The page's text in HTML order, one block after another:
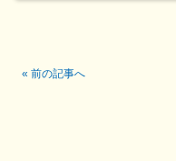
« 前の記事へ